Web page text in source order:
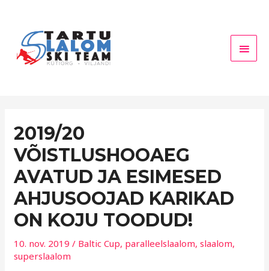
content
2019/20
VÕISTLUSHOOAEG
AVATUD JA ESIMESED
AHJUSOOJAD KARIKAD
ON KOJU TOODUD!
10. nov. 2019/ Baltic Cup, paralleelslaalom,slaalom,
superslaalom